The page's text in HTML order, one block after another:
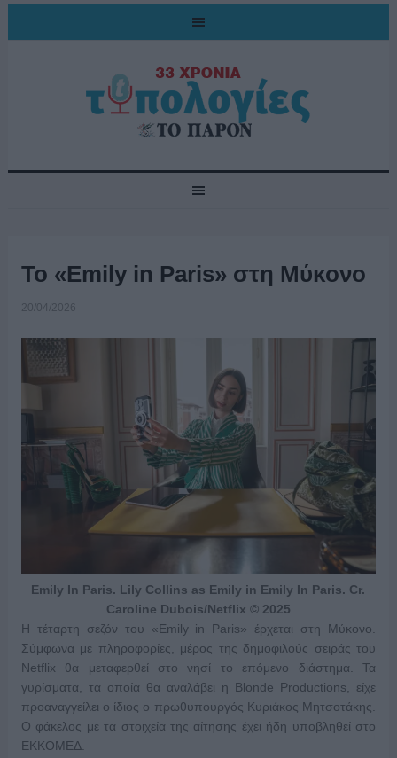
To «Emily in Paris» στη Μύκονο
20/04/2026
Emily In Paris. Lily Collins as Emily in Emily In Paris. Cr.
Caroline Dubois/Netflix © 2025
H τέταρτη σεζόν του «Emily in Paris» έρχεται στη Μύκονο.
Σύμφωνα με πληροφορίες, μέρος της δημοφιλούς σειράς του
Netflix θα μεταφερθεί στο νησί το επόμενο διάστημα. Τα
γυρίσματα, τα οποία θα αναλάβει η Blonde Productions, είχε
προαναγγείλει ο ίδιος ο πρωθυπουργός Κυριάκος Μητσοτάκης.
Ο φάκελος με τα στοιχεία της αίτησης έχει ήδη υποβληθεί στο
ΕΚΚΟΜΕΔ.